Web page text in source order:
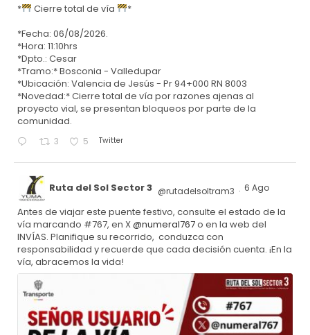
* Cierre total de vía
*
*Fecha: 06/08/2026.
*Hora: 11:10hrs
*Dpto.: Cesar
*Tramo:* Bosconia - Valledupar
*Ubicación: Valencia de Jesús - Pr 94+000 RN 8003
*Novedad:* Cierre total de vía por razones ajenas al
proyecto vial, se presentan bloqueos por parte de la
comunidad.
3 5 Twitter
Ruta del Sol Sector 3 @rutadelsoltram3 · 6 Ago
Antes de viajar este puente festivo, consulte el estado de la
vía marcando #767, en X@numeral767o en la web del
INVÍAS. Planifique su recorrido, conduzca con
responsabilidad y recuerde que cada decisión cuenta. ¡En la
vía, abracemos la vida!